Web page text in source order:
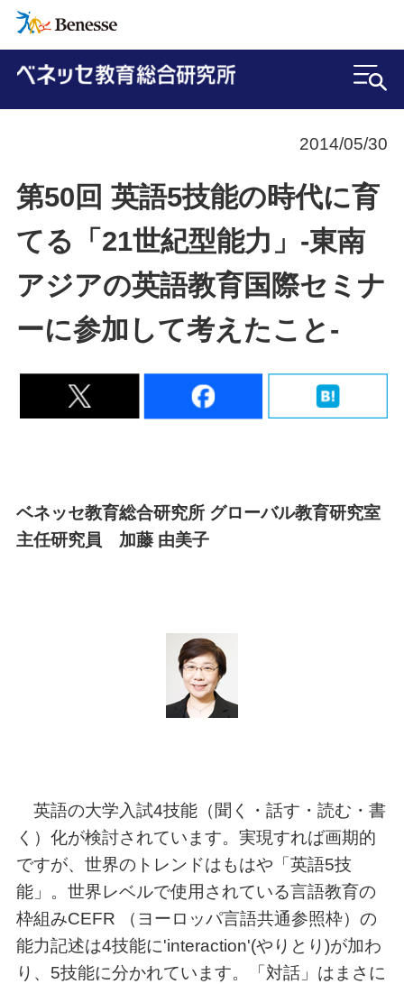
2014/05/30
第50回 英語5技能の時代に育
てる「21世紀型能力」‐東南
アジアの英語教育国際セミナ
ーに参加して考えたこと‐
ベネッセ教育総合研究所 グローバル教育研究室
主任研究員 加藤 由美子
英語の大学入試4技能（聞く・話す・読む・書
く）化が検討されています。実現すれば画期的
ですが、世界のトレンドはもはや「英語5技
能」。世界レベルで使用されている言語教育の
枠組みCEFR （ヨーロッパ言語共通参照枠）の
能力記述は4技能に'interaction'(やりとり)が加わ
り、5技能に分かれています。「対話」はまさに